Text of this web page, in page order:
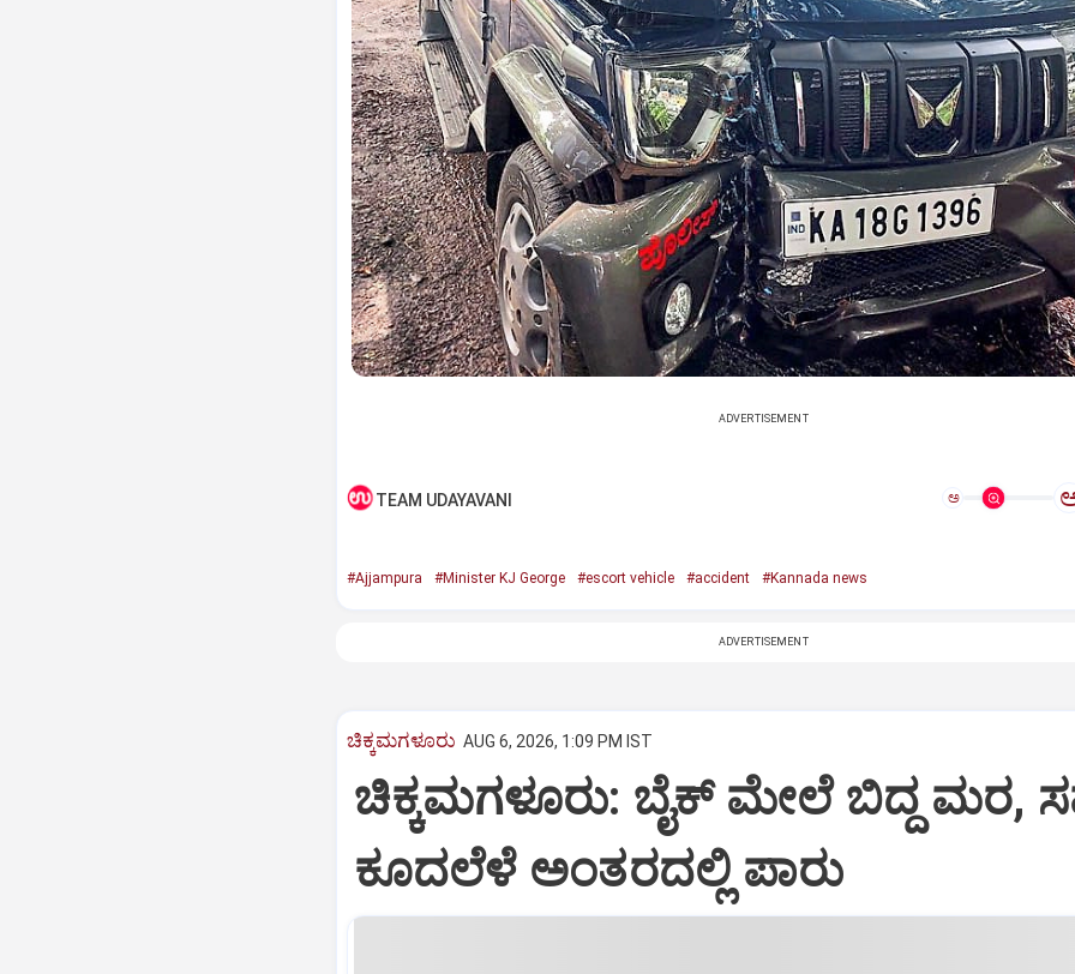
ADVERTISEMENT
TEAM UDAYAVANI ಅ
#Ajjampura #Minister KJ George #escort vehicle #accident #Kannada news
ADVERTISEMENT
ಚಿಕ್ಕಮಗಳೂರು AUG 6, 2026, 1:09 PM IST
ಚಿಕ್ಕಮಗಳೂರು: ಬೈಕ್ ಮೇಲೆ ಬಿದ್ದ ಮರ,
ಕೂದಲೆಳೆ ಅಂತರದಲ್ಲಿ ಪಾರು